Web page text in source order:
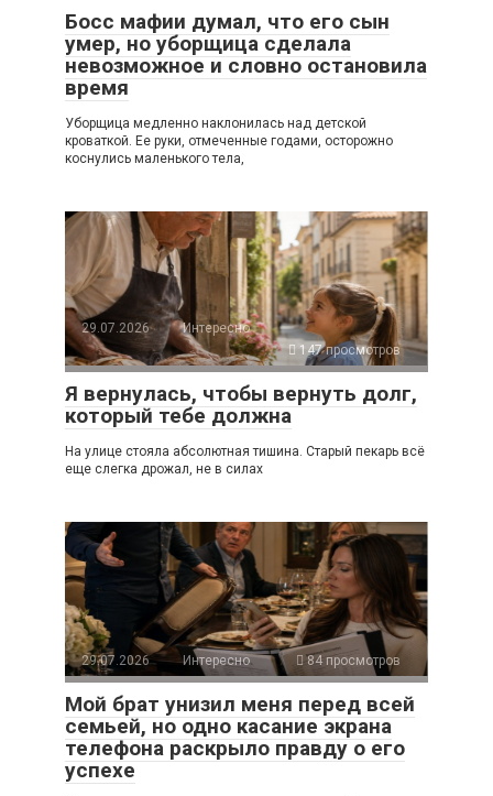
Босс мафии думал, что его сын
умер, но уборщица сделала
невозможное и словно остановила
время
Уборщица медленно наклонилась над детской
кроваткой. Ее руки, отмеченные годами, осторожно
коснулись маленького тела,
29.07.2026
Интересно
147 просмотров
Я вернулась, чтобы вернуть долг,
который тебе должна
На улице стояла абсолютная тишина. Старый пекарь всё
еще слегка дрожал, не в силах
29.07.2026 Интересно 84 просмотров
Мой брат унизил меня перед всей
семьей, но одно касание экрана
телефона раскрыло правду о его
успехе